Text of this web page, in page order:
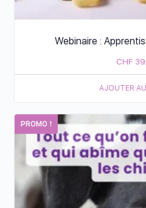
Webinaire :
CHF
AJOUTER
PROMO !